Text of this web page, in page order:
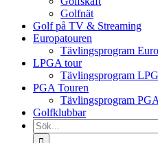
Golfnät
Golf på TV & Streaming
Europatouren
Tävlingsprogram
LPGA tour
Tävlingsprogram
PGA Touren
Tävlingsprogram
Golfklubbar
Sök
efter: